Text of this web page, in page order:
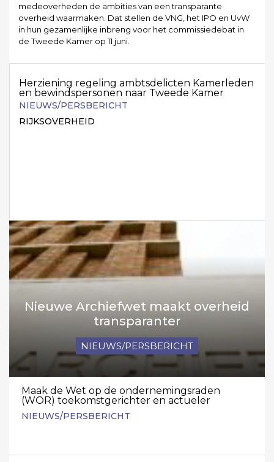
medeoverheden de ambities van een transparante
overheid waarmaken. Dat stellen de VNG, het IPO en UvW
in hun gezamenlijke inbreng voor het commissiedebat in
de Tweede Kamer op 11 juni.
Herziening regeling ambtsdelicten Kamerleden
en bewindspersonen naar Tweede Kamer
NIEUWS/PERSBERICHT
RIJKSOVERHEID
Nieuwe Archiefwet maakt overheid
transparanter
NIEUWS/PERSBERICHT
Maak de Wet op de ondernemingsraden
(WOR) toekomstgerichter en actueler
NIEUWS/PERSBERICHT